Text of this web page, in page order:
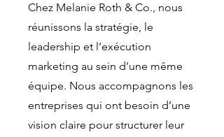
Chez Melanie Roth & Co., nous
réunissons la stratégie, le
leadership et l’exécution
marketing au sein d’une même
équipe. Nous accompagnons les
entreprises qui ont besoin d’une
vision claire pour structurer leur